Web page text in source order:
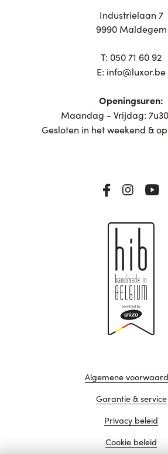
Industrielaan 7
9990 Maldegem
T: 050 71 60 92
E: info@luxor.be
Openingsuren:
Maandag - Vrijdag:
Gesloten in het weekend &
Algemene
Garantie & service
Privacy beleid
Cookie beleid